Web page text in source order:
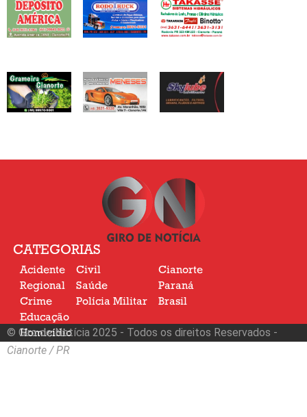
CATEGORIAS
Acidente
Regional
Crime
Civil
Saúde
Polícia Militar
Cianorte
Paraná
Brasil
Educação
Homicídio
Nacional
© Giro de Notícia 2025 - Todos os direitos Reservados -
Cianorte / PR